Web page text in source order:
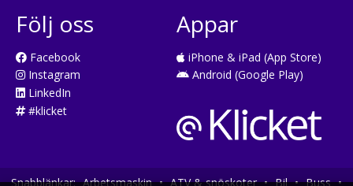
Följ oss
Facebook
Instagram
LinkedIn
#klicket
Appar
iPhone & iPad (App Store)
Android (Google Play)
Snabblänkar: Arbetsmaskin • ATV & snöskoter • Bil • Buss •